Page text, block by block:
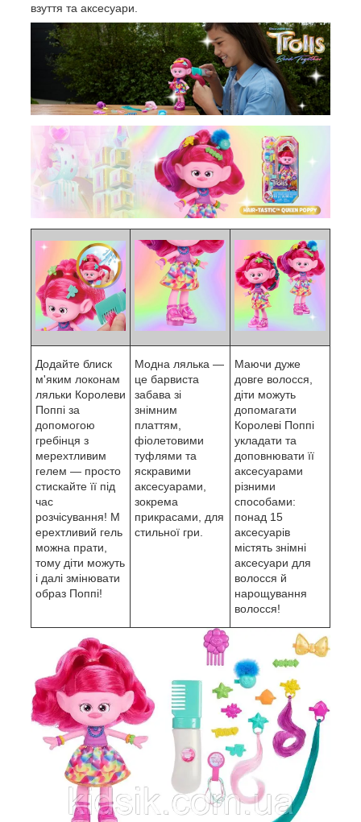
взуття та аксесуари.
Додайте блиск
м'яким локонам
ляльки Королеви
Поппі за
допомогою
гребінця з
мерехтливим
гелем — просто
стискайте її під
час
розчісування! М
ерехтливий гель
можна прати,
тому діти можуть
і далі змінювати
образ Поппі!
Модна лялька —
це барвиста
забава зі
знімним
платтям,
фіолетовими
туфлями та
яскравими
аксесуарами,
зокрема
прикрасами, для
стильної гри.
Маючи дуже
довге волосся,
діти можуть
допомагати
Королеві Поппі
укладати та
доповнювати її
аксесуарами
різними
способами:
понад 15
аксесуарів
містять знімні
аксесуари для
волосся й
нарощування
волосся!